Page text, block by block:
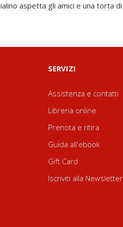
aspetta gli amici e una torta di
SERVIZI
Assistenza e contatti
Libreria online
Prenota e ritira
Guida all'ebook
Gift Card
Iscriviti alla Newsletter